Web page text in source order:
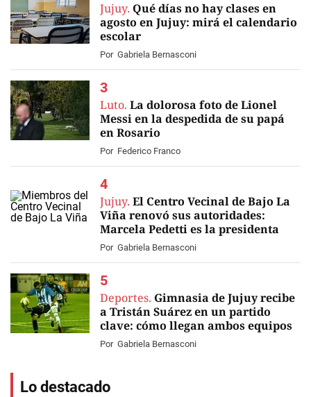
Jujuy. Qué días no hay clases en
agosto en Jujuy: mirá el calendario
escolar
Por Gabriela Bernasconi
Luto. La dolorosa foto de Lionel
Messi en la despedida de su papá
en Rosario
Por Federico Franco
Jujuy. El Centro Vecinal de Bajo La
Viña renovó sus autoridades:
Marcela Pedetti es la presidenta
Por Gabriela Bernasconi
Deportes. Gimnasia de Jujuy recibe
a Tristán Suárez en un partido
clave: cómo llegan ambos equipos
Por Gabriela Bernasconi
Lo destacado